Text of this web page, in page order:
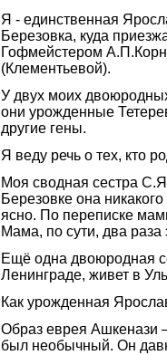
Я - единственная
Березовка, куда
Гофмейстером
(Клементьевой).
У двух моих
они урожденные
другие гены.
Я веду речь о тех, кто
Моя сводная сестра
Березовке она
ясно. По переписке
Мама, по сути, два
Ещё одна двоюродная
Ленинграде, живет в
Как урожденная
Образ еврея Ашкенази
был необычный. Он